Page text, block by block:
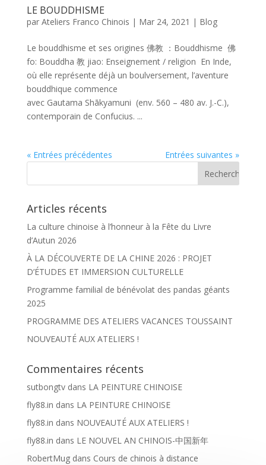
LE BOUDDHISME
par Ateliers Franco Chinois | Mar 24, 2021 | Blog
Le bouddhisme et ses origines 佛教 ：Bouddhisme 佛
fo: Bouddha 教 jiao: Enseignement / religion En Inde,
où elle représente déjà un boulversement, l’aventure
bouddhique commence
avec Gautama Shākyamuni (env. 560 – 480 av. J.-C.),
contemporain de Confucius. ...
« Entrées précédentes Entrées suivantes »
Articles récents
La culture chinoise à l’honneur à la Fête du Livre
d’Autun 2026
À LA DÉCOUVERTE DE LA CHINE 2026 : PROJET
D’ÉTUDES ET IMMERSION CULTURELLE
Programme familial de bénévolat des pandas géants
2025
PROGRAMME DES ATELIERS VACANCES TOUSSAINT
NOUVEAUTÉ AUX ATELIERS !
Commentaires récents
sutbongtvdans LA PEINTURE CHINOISE
fly88.in dans LA PEINTURE CHINOISE
fly88.in dans NOUVEAUTÉ AUX ATELIERS !
fly88.in dans LE NOUVEL AN CHINOIS-中国新年
RobertMugdans Cours de chinois à distance